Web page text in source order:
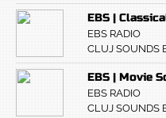
EBS |
EBS RADIO
CLUJ SOUNDS
EBS | Movie
EBS RADIO
CLUJ SOUNDS